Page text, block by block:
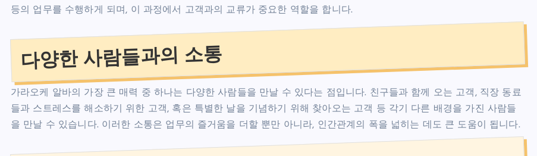
등의 업무를 수행하게 되며, 이 과정에서 고객과의 교류가 중요한 역할을 합니다.
다양한 사람들과의 소통
가라오케 알바의 가장 큰 매력 중 하나는 다양한 사람들을 만날 수 있다는 점입니다. 친구들과 함께 오는 고객, 직장 동료
들과 스트레스를 해소하기 위한 고객, 혹은 특별한 날을 기념하기 위해 찾아오는 고객 등 각기 다른 배경을 가진 사람들
을 만날 수 있습니다. 이러한 소통은 업무의 즐거움을 더할 뿐만 아니라, 인간관계의 폭을 넓히는 데도 큰 도움이 됩니다.